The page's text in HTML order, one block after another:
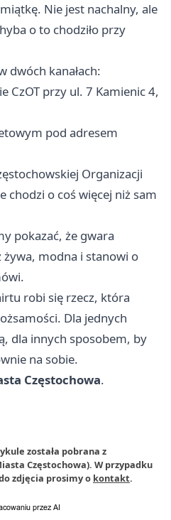
Nie jest nachalny, ale
o to chodziło przy
dwóch kanałach:
CzOT przy ul. 7 Kamienic 4,
pod adresem
Organizacji
chodzi o coś więcej niż sam
pokazać, że gwara
żywa, modna i stanowi o
robi się rzecz, która
Dla jednych
dla innych sposobem, by
na sobie.
Częstochowa.
została pobrana z
Częstochowa). W przypadku
zdjęcia prosimy o kontakt.